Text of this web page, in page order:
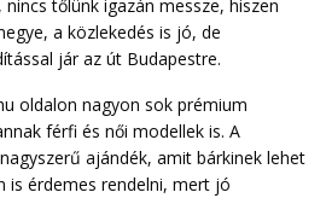
tőlünk igazán messze, hiszen
a közlekedés is jó, de
jár az út Budapestre.
oldalon nagyon sok prémium
férfi és női modellek is. A
ajándék, amit bárkinek lehet
is érdemes rendelni, mert jó